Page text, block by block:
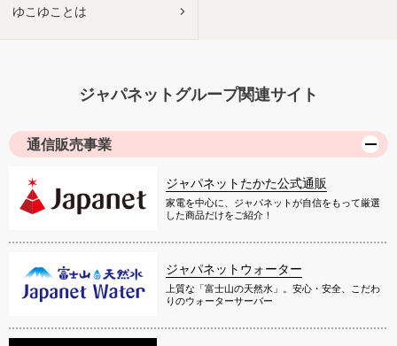
ゆこゆことは
ジャパネットグループ関連サイト
通信販売事業
ジャパネットたかた公式通販
家電を中心に、ジャパネットが自信をもって厳選
した商品だけをご紹介！
ジャパネットウォーター
上質な「富士山の天然水」。安心・安全、こだわ
りのウォーターサーバー